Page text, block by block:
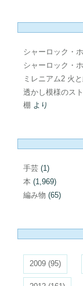
シャーロック・
シャーロック・
ミレニアム2 火
透かし模様のス
棚 より
手芸 (1)
本 (1,969)
編み物 (65)
2009 (95)